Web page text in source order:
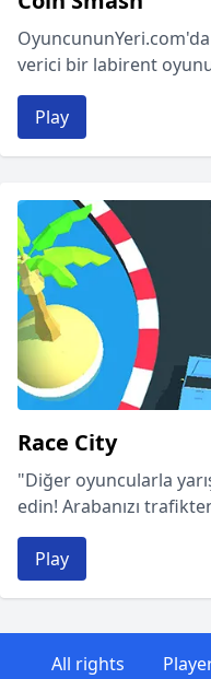
verici bir labirent
Play
Race City
"Diğer oyuncularla
edin! Arabanızı
Play
All rights